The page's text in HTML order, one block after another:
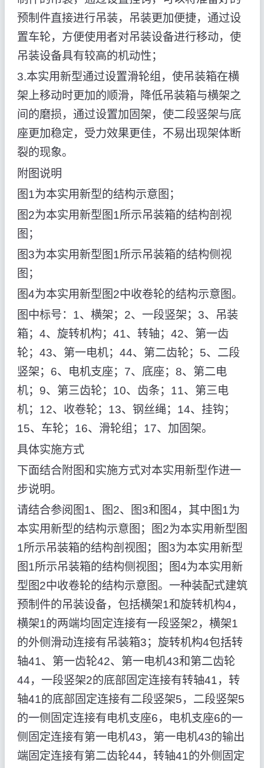
预制件直接进行吊装，吊装更加便捷，通过设
置车轮，方便使用者对吊装设备进行移动，使
吊装设备具有较高的机动性；
3.本实用新型通过设置滑轮组，使吊装箱在横
架上移动时更加的顺滑，降低吊装箱与横架之
间的磨损，通过设置加固架，使二段竖架与底
座更加稳定，受力效果更佳，不易出现架体断
裂的现象。
附图说明
图1为本实用新型的结构示意图；
图2为本实用新型图1所示吊装箱的结构剖视
图；
图3为本实用新型图1所示吊装箱的结构侧视
图；
图4为本实用新型图2中收卷轮的结构示意图。
图中标号：1、横架；2、一段竖架；3、吊装
箱；4、旋转机构；41、转轴；42、第一齿
轮；43、第一电机；44、第二齿轮；5、二段
竖架；6、电机支座；7、底座；8、第二电
机；9、第三齿轮；10、齿条；11、第三电
机；12、收卷轮；13、钢丝绳；14、挂钩；
15、车轮；16、滑轮组；17、加固架。
具体实施方式
下面结合附图和实施方式对本实用新型作进一
步说明。
请结合参阅图1、图2、图3和图4，其中图1为
本实用新型的结构示意图；图2为本实用新型图
1所示吊装箱的结构剖视图；图3为本实用新型
图1所示吊装箱的结构侧视图；图4为本实用新
型图2中收卷轮的结构示意图。一种装配式建筑
预制件的吊装设备，包括横架1和旋转机构4，
横架1的两端均固定连接有一段竖架2，横架1
的外侧滑动连接有吊装箱3；旋转机构4包括转
轴41、第一齿轮42、第一电机43和第二齿轮
44，一段竖架2的底部固定连接有转轴41，转
轴41的底部固定连接有二段竖架5，二段竖架5
的一侧固定连接有电机支座6，电机支座6的一
侧固定连接有第一电机43，第一电机43的输出
端固定连接有第二齿轮44，转轴41的外侧固定